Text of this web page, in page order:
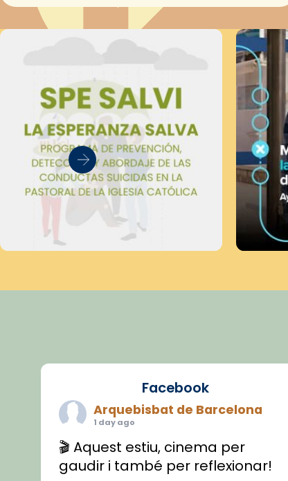
Facebook
Arquebisbat de Barcelona
1 day ago
🎬 Aquest estiu, cinema per
gaudir i també per reflexionar!